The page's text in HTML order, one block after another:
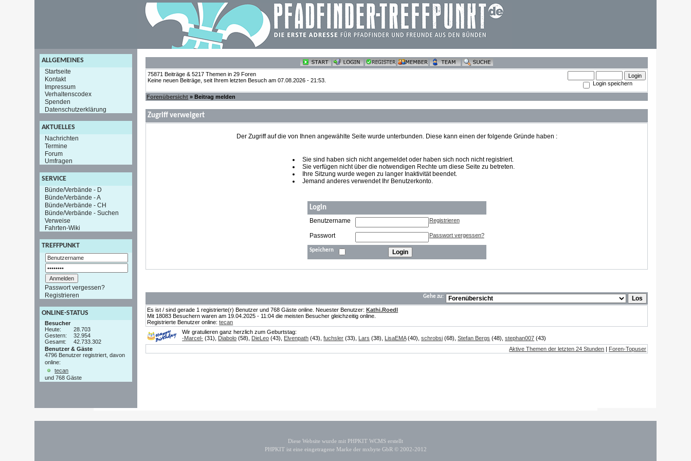
ALLGEMEINES
Startseite
Kontakt
Impressum
Verhaltenscodex
Spenden
Datenschutzerklärung
AKTUELLES
Nachrichten
Termine
Forum
Umfragen
SERVICE
Bünde/Verbände - D
Bünde/Verbände - A
Bünde/Verbände - CH
Bünde/Verbände - Suchen
Verweise
Fahrten-Wiki
TREFFPUNKT
Passwort vergessen?
Registrieren
ONLINE-STATUS
Besucher
Heute:
28.703
Gestern:
32.954
Gesamt:
42.733.302
Benutzer & Gäste
4796 Benutzer registriert, davon
online:
tecan
und 768 Gäste
75871 Beiträge & 5217 Themen in 29 Foren
Keine neuen Beiträge, seit Ihrem letzten Besuch am 07.08.2026 - 21:53.
Login speichern
Forenübersicht » Beitrag melden
Zugriff verweigert
Der Zugriff auf die von Ihnen angewählte Seite wurde unterbunden. Diese kann einen der folgende Gründe haben :
Sie sind haben sich nicht angemeldet oder haben sich noch nicht registriert.
Sie verfügen nicht über die notwendigen Rechte um diese Seite zu betreten.
Ihre Sitzung wurde wegen zu langer Inaktivität beendet.
Jemand anderes verwendet Ihr Benutzerkonto.
Login
Benutzername Registrieren
Passwort Passwort vergessen?
Speichern
Gehe zu:
Es ist / sind gerade 1 registrierte(r) Benutzer und 768 Gäste online. Neuester Benutzer:Kathi.Roedl
Mit 18083 Besuchern waren am 19.04.2025 - 11:04 die meisten Besucher gleichzeitig online.
Registrierte Benutzer online:tecan
Wir gratulieren ganz herzlich zum Geburtstag:
-Marcel- (31), Diabolo (58), DieLeo (43), Elvenpath (43),fuchsler (33), Lars (38), LisaEMA(40),schrobsi (68),Stefan Bergs (48),stephan007 (43)
Aktive Themen der letzten 24 Stunden | Foren-Topuser
Diese Website wurde mit PHPKIT WCMS erstellt
PHPKIT ist eine eingetragene Marke der mxbyte GbR © 2002-2012